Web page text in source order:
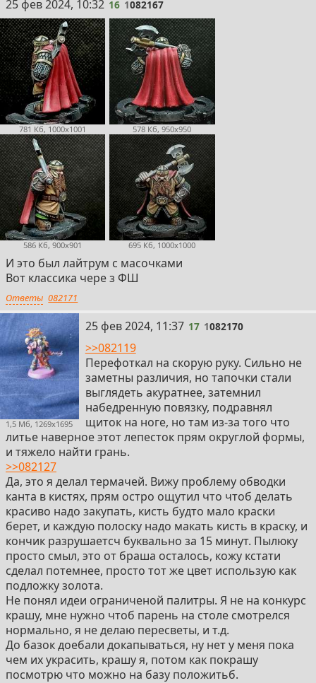
16
25 фев 2024, 10:32 16 1082167
781 Кб, 1000x1001 578 Кб, 950x950
586 Кб, 900x901 695 Кб, 1000x1000
И это был лайтрум с масочками
Вот классика чере з ФШ
Ответы 082171
1,5 Мб, 1269x1695
17
25 фев 2024, 11:37 17 1082170
>>082119
Перефоткал на скорую руку. Сильно не
заметны различия, но тапочки стали
выглядеть акуратнее, затемнил
набедренную повязку, подравнял
щиток на ноге, но там из-за того что
литье наверное этот лепесток прям округлой формы,
и тяжело найти грань.
>>082127
Да, это я делал термачей. Вижу проблему обводки
канта в кистях, прям остро ощутил что чтоб делать
красиво надо закупать, кисть будто мало краски
берет, и каждую полоску надо макать кисть в краску, и
кончик разрушаетсч буквально за 15 минут. Пылюку
просто смыл, это от браша осталось, кожу кстати
сделал потемнее, просто тот же цвет использую как
подложку золота.
Не понял идеи ограниченой палитры. Я не на конкурс
крашу, мне нужно чтоб парень на столе смотрелся
нормально, я не делаю пересветы, и т.д.
До базок доебали докапываться, ну нет у меня пока
чем их украсить, крашу я, потом как покрашу
посмотрю что можно на базу положитьб.